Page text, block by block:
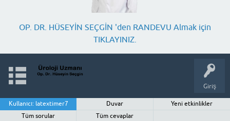
OP. DR. HÜSEYİN SEÇGİN 'den RANDEVU Almak için
TIKLAYINIZ.
Giriş
Kullanıcı: latextimer7 Duvar
Yeni etkinlikler
Tüm sorular
Tüm cevaplar